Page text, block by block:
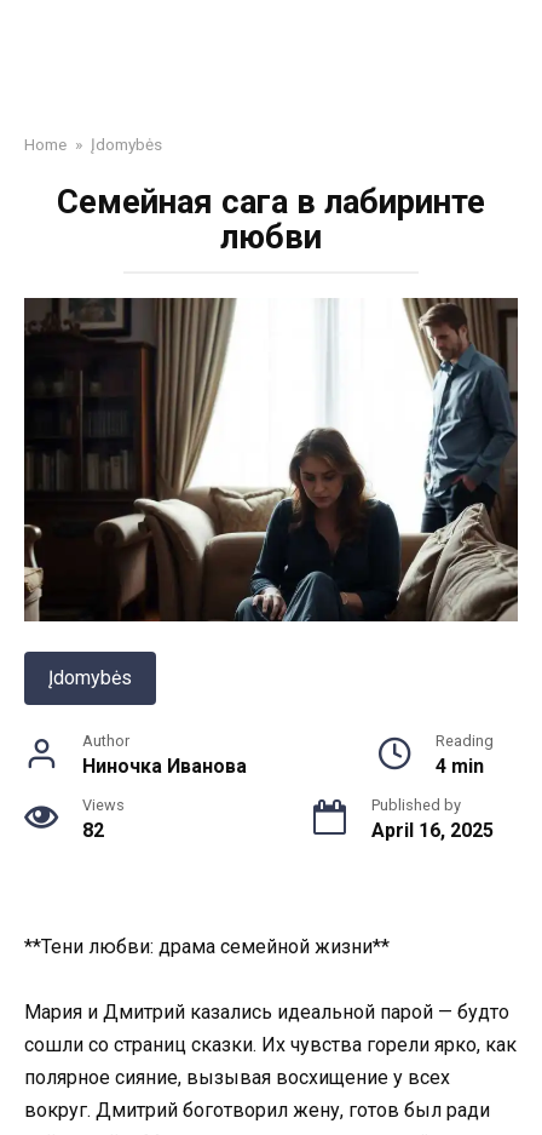
Home » Įdomybės
Семейная сага в лабиринте
любви
Įdomybės
Author
Ниночка Иванова
Reading
4 min
Views
82
Published by
April 16, 2025
**Тени любви: драма семейной жизни**
Мария и Дмитрий казались идеальной парой — будто
сошли со страниц сказки. Их чувства горели ярко, как
полярное сияние, вызывая восхищение у всех
вокруг. Дмитрий боготворил жену, готов был ради